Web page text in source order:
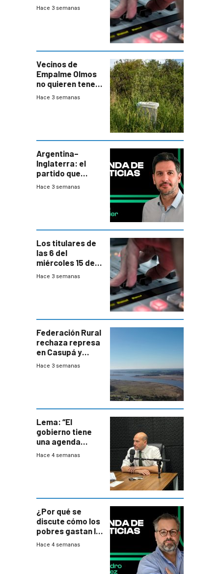
Hace 3 semanas
Vecinos de
Empalme Olmos
no quieren tener
cerca una planta
departamental
Hace 3 semanas
Argentina–
Inglaterra: el
partido que
nunca termina
Hace 3 semanas
Los titulares de
las 6 del
miércoles 15 de
julio de 2026
Hace 3 semanas
Federación Rural
rechaza represa
en Casupá y
firma demanda
Hace 3 semanas
Lema: “El
gobierno tiene
una agenda
destructiva”
Hace 4 semanas
¿Por qué se
discute cómo los
pobres gastan la
plata?
Hace 4 semanas